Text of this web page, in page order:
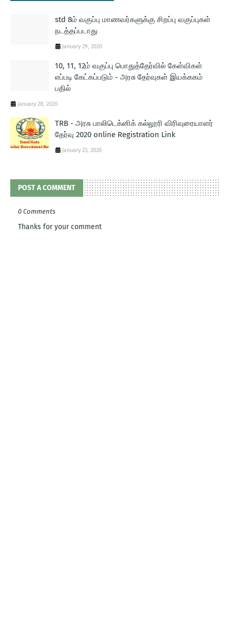
std 8ம் வகுப்பு மாணவர்களுக்கு சிறப்பு வகுப்புகள்
நடத்தப்படாது
January 29, 2020
10, 11, 12ம் வகுப்பு பொதுத்தேர்வில் கேள்விகள்
எப்படி கேட்கப்படும் - அரசு தேர்வுகள் இயக்ககம்
பதில்
January 28, 2020
TRB - அரசு பாலிடெக்னிக் கல்லூரி விரிவுரையாளர்
தேர்வு 2020 online Registration Link
January 23, 2020
POST A COMMENT
0 Comments
Thanks for your comment